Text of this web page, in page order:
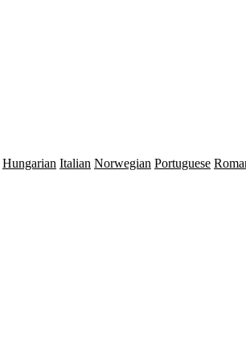
Hungarian Italian Norwegian Portuguese